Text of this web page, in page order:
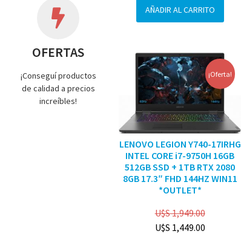
OFERTAS
¡Conseguí productos
de calidad a precios
increíbles!
AÑADIR AL CARRITO
¡Oferta!
LENOVO LEGION Y740-17IRHG
INTEL CORE i7-9750H 16GB
512GB SSD + 1TB RTX 2080
8GB 17.3″ FHD 144HZ WIN11
*OUTLET*
U$S1,949.00
U$S 1,449.00